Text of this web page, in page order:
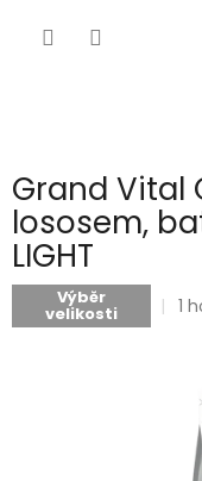
Grand Vital
lososem,
LIGHT
Výběr
velikosti
5,0
1